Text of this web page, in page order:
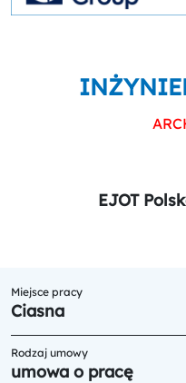
EJOT
Miejsce pracy
Ciasna
Rodzaj umowy
umowa o pracę